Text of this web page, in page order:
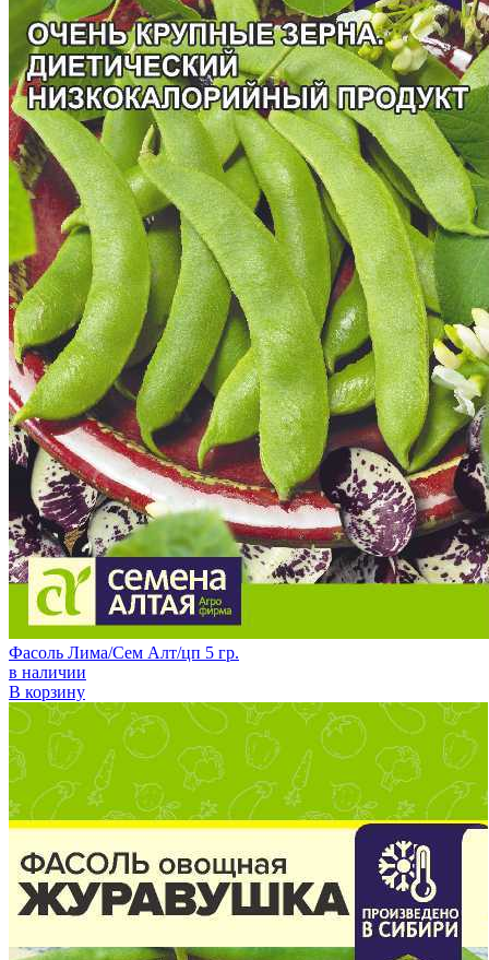
Фасоль Лима/Сем Алт/цп 5 гр.
в наличии
В корзину